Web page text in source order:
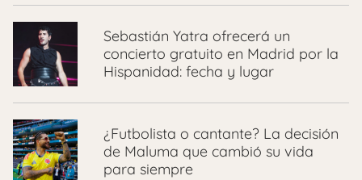
Sebastián Yatra ofrecerá un
concierto gratuito en Madrid por la
Hispanidad: fecha y lugar
¿Futbolista o cantante? La decisión
de Maluma que cambió su vida
para siempre